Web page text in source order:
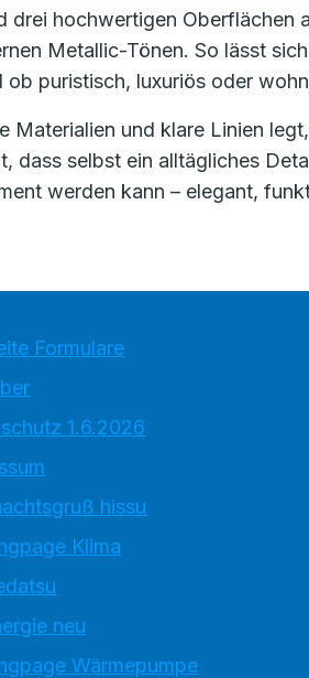
drei hochwertigen Oberflächen
Metallic-Tönen. So lässt
puristisch, luxuriös oder
Materialien und klare Linien
dass selbst ein alltägliches
werden kann – elegant,
Formulare
1.6.2026
hissu
Klima
neu
Wärmepumpe